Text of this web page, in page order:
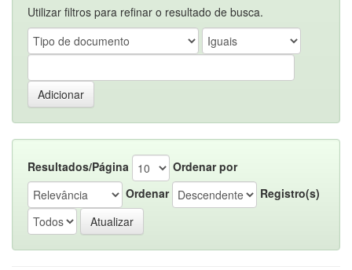
Utilizar filtros para refinar o resultado de busca.
Resultados/Página
Ordenar por
Ordenar
Registro(s)